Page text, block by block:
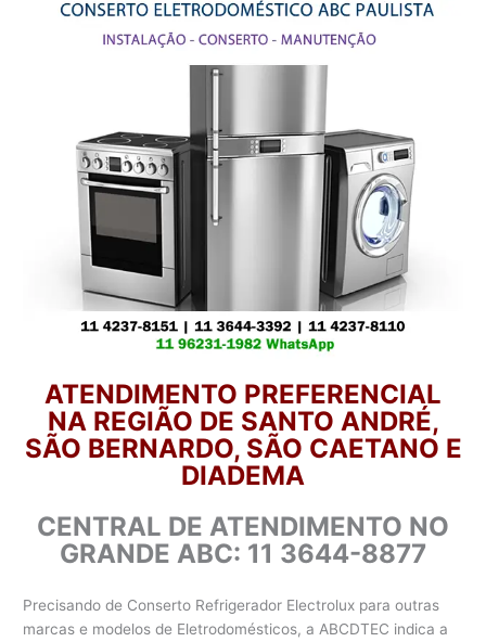
ATENDIMENTO PREFERENCIAL
NA REGIÃO DE SANTO ANDRÉ,
SÃO BERNARDO, SÃO CAETANO E
DIADEMA
CENTRAL DE ATENDIMENTO NO
GRANDE ABC: 11 3644-8877
Precisando de Conserto Refrigerador Electrolux para outras
marcas e modelos de Eletrodomésticos, a ABCDTEC indica a